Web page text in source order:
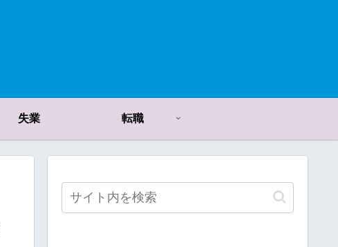
失業 転職